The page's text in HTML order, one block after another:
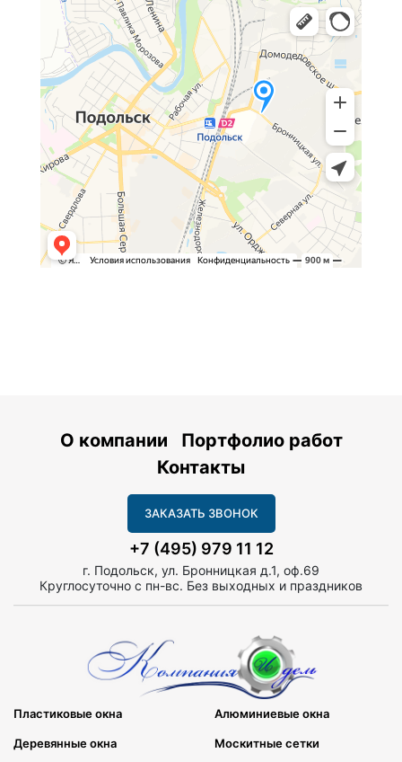
О компании
Портфолио работ
Контакты
ЗАКАЗАТЬ ЗВОНОК
+7 (495) 979 11 12
г. Подольск, ул. Бронницкая д.1, оф.69
Круглосуточно с пн-вс. Без выходных и праздников
Пластиковые окна Алюминиевые окна
Деревянные окна Москитные сетки